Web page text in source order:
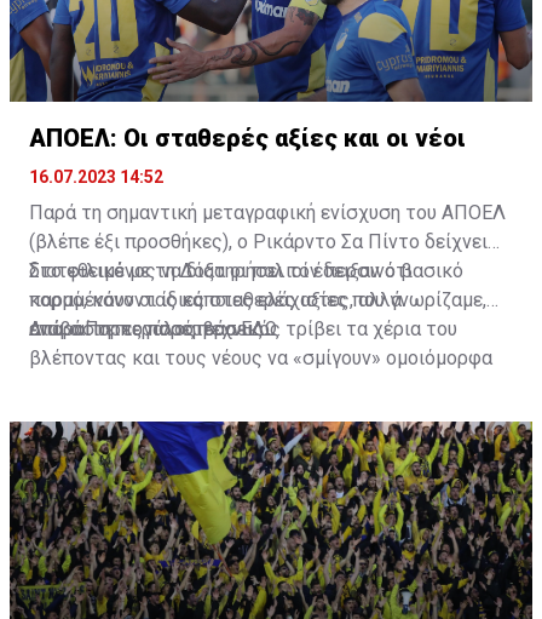
ΑΠΟΕΛ: Οι σταθερές αξίες και οι νέοι
16.07.2023 14:52
Παρά τη σημαντική μεταγραφική ενίσχυση του ΑΠΟΕΛ
(βλέπε έξι προσθήκες), ο Ρικάρντο Σα Πίντο δείχνει
διατεθειμένος να διατηρήσει τον περσινό βασικό
κορμό, κάνοντας κάποιες ελάχιστες, αλλά
απαραίτητες παρεμβάσεις.
Στο φιλικό με τη Δόξα οι παλιοί έδειξαν ότι
παραμένουν οι ίδιες σταθερές αξίες που γνωρίζαμε,
ενώ ο Πορτογάλος τεχνικός τρίβει τα χέρια του
βλέποντας και τους νέους να «σμίγουν» ομοιόμορφα
Διαβάστε περισσότεραΕΔΩ.